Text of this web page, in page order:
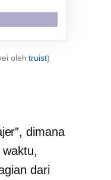
olehtruist)
dimana
dari